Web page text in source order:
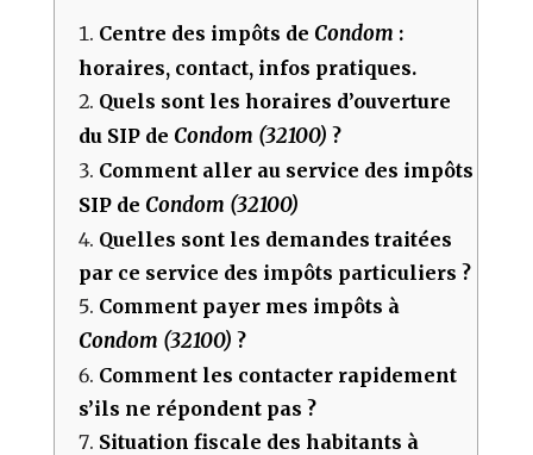
Centre des impôts de Condom :
horaires, contact, infos pratiques.
Quels sont les horaires d’ouverture
du SIP de Condom (32100) ?
Comment aller au service des impôts
SIP de Condom (32100)
Quelles sont les demandes traitées
par ce service des impôts particuliers ?
Comment payer mes impôts à
Condom (32100) ?
Comment les contacter rapidement
s’ils ne répondent pas ?
Situation fiscale des habitants à